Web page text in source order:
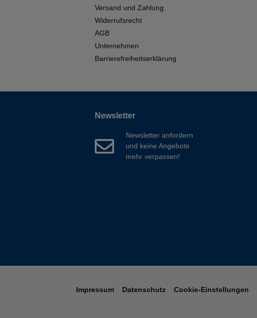
Versand und Zahlung
Widerrufsrecht
AGB
Unternehmen
Barrierefreiheitserklärung
Newsletter
Newsletter anfordern
und keine Angebote
mehr verpassen!
Impressum Datenschutz Cookie-Einstellungen